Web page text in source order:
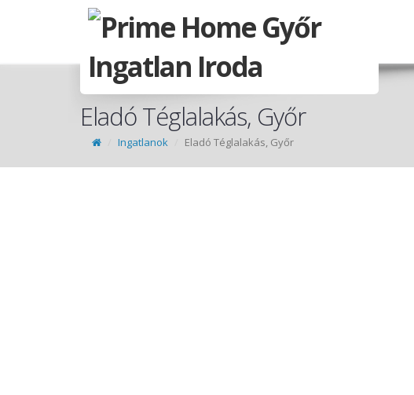
Eladó Téglalakás, Győr
Ingatlanok Eladó Téglalakás, Győr